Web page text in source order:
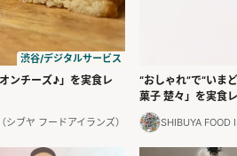
渋谷/デジタルサービス
ンチーズ♪」を実食レ
ブヤ フードアイランズ）
“おしゃれ”で“いま
菓子 楚々」を実食
SHIBUYA FOOD